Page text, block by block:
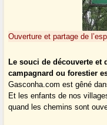
Ouverture et partage de
Le souci de découverte et
campagnard ou forestier
Gasconha.com est gêné
Et les enfants de nos
quand les chemins sont